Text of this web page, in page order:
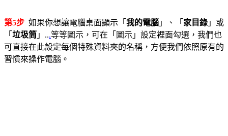
第5步 如果你想讓電腦桌面顯示「 我的電腦 」、「 家目錄 」或
「 垃圾筒 」...等等圖示，可在「圖示」設定裡面勾選，我們也
可直接在此設定每個特殊資料夾的名稱，方便我們依照原有的
習慣來操作電腦。